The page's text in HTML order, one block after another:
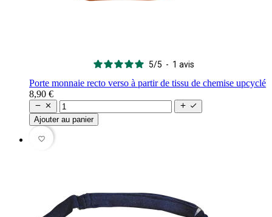
5/5 - 1 avis
Porte monnaie recto verso à partir de tissu de chemise upcyclé
8,90 €
   
Ajouter au panier
favorite_border